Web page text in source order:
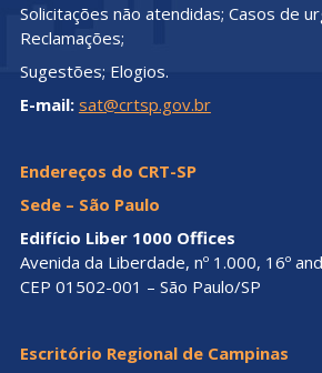
Solicitações não atendidas; Casos de
Reclamações;
Sugestões; Elogios.
E-mail: sat@crtsp.gov.br
Endereços do CRT-SP
Sede – São Paulo
Edifício Liber 1000 Offices
Avenida da Liberdade, nº 1.000, 16º
CEP 01502-001 – São Paulo/SP
Escritório Regional de Campinas